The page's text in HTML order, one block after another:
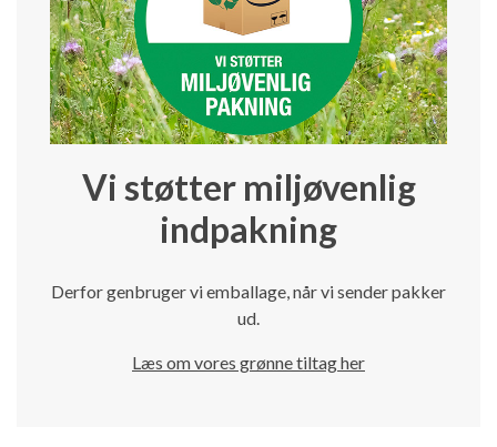
Vi støtter miljøvenlig
indpakning
Derfor genbruger vi emballage, når vi sender pakker
ud.
Læs om vores grønne tiltag her